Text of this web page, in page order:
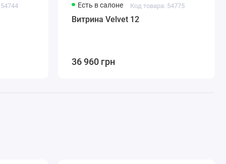
Есть в салоне Код товара: 54775
Витрина Velvet 12
36 960 грн